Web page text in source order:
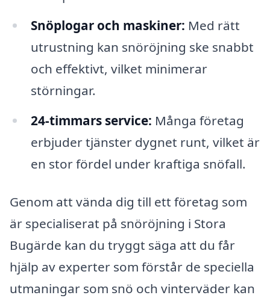
Snöplogar och maskiner: Med rätt
utrustning kan snöröjning ske snabbt
och effektivt, vilket minimerar
störningar.
24-timmars service: Många företag
erbjuder tjänster dygnet runt, vilket är
en stor fördel under kraftiga snöfall.
Genom att vända dig till ett företag som
är specialiserat på snöröjning i Stora
Bugärde kan du tryggt säga att du får
hjälp av experter som förstår de speciella
utmaningar som snö och vinterväder kan